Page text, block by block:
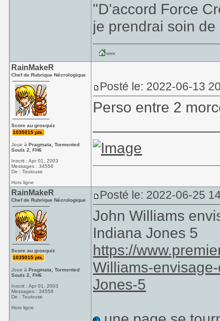
"D'accord Force
je prendrai soin
RainMakeR
Chef de Rubrique Nécrologique
Score au grosquiz
1035015 pts.
Joue àPragmata, Tormented
Souls 2, FH6
Inscrit : Apr 01, 2003
Messages : 34556
De : Toulouse
Hors ligne
Posté le: 2022-06-13
Perso entre 2
RainMakeR
Chef de Rubrique Nécrologique
Score au grosquiz
1035015 pts.
Joue àPragmata, Tormented
Souls 2, FH6
Inscrit : Apr 01, 2003
Messages : 34556
De : Toulouse
Hors ligne
Posté le: 2022-06-25
John Williams
Indiana Jones 5
https://
Williams-
Jones-5